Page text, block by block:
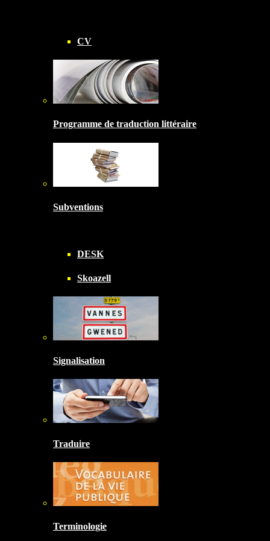
CV
Programme de traduction littéraire
Subventions
DESK
Skoazell
Signalisation
Traduire
Terminologie